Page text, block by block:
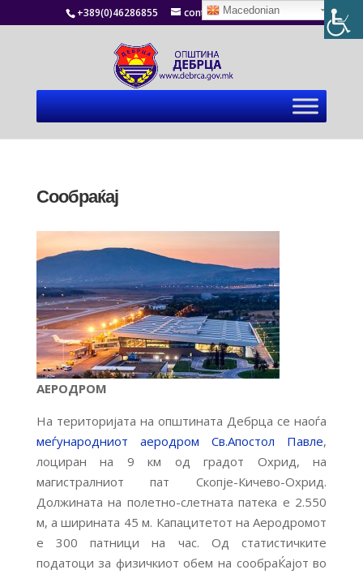
+389(0)46286855 contact@debrca.gov.mk
Сообраќај
АЕРОДРОМ
На територијата на општината Дебрца се наоѓа
меѓународниот аеродром Св.Апостол Павле,
лоциран на 9 км од градот Охрид, на
магистралниот пат Скопје-Кичево-Охрид.
Должината на полетно-слетната патека е 2.550
м, а ширината 45 м. Капацитетот на Аеродромот
е 300 патници на час. Од статистичките
податоци за физичкиот обем на сообраЌајот во
Macedonian